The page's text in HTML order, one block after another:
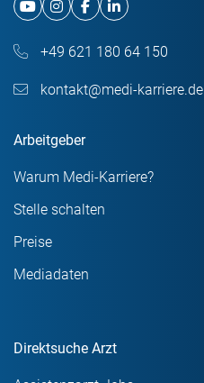
+49 621 180 64 150
kontakt@medi-karriere.de
Arbeitgeber
Warum Medi-Karriere?
Stelle schalten
Preise
Mediadaten
Direktsuche Arzt